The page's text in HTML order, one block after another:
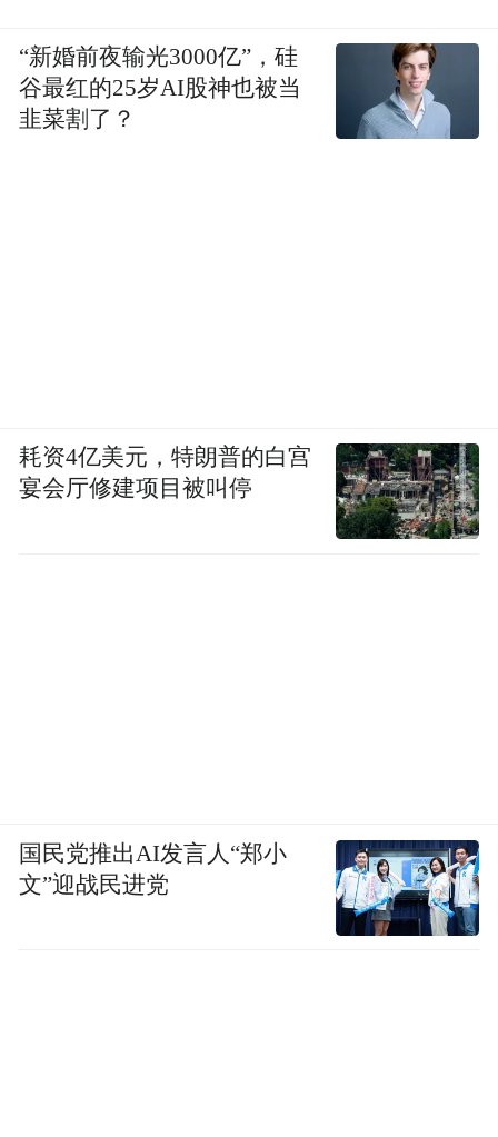
“新婚前夜输光3000亿”，硅
谷最红的25岁AI股神也被当
韭菜割了？
耗资4亿美元，特朗普的白宫
宴会厅修建项目被叫停
国民党推出AI发言人“郑小
文”迎战民进党